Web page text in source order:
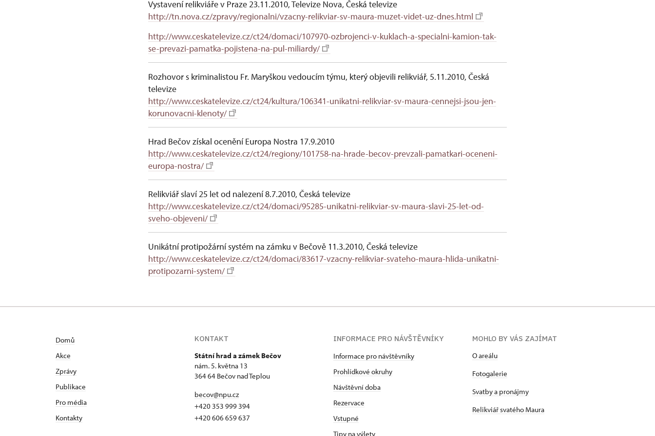
Vystavení relikviáře v Praze 23.11.2010, Televize Nova, Česká televize
http://tn.nova.cz/zpravy/regionalni/vzacny-relikviar-sv-maura-muzet-videt-uz-dnes.html
http://www.ceskatelevize.cz/ct24/domaci/107970-ozbrojenci-v-kuklach-a-specialni-kamion-tak-
se-prevazi-pamatka-pojistena-na-pul-miliardy/
Rozhovor s kriminalistou Fr. Maryškou vedoucím týmu, který objevili relikviář, 5.11.2010, Česká
televize
http://www.ceskatelevize.cz/ct24/kultura/106341-unikatni-relikviar-sv-maura-cennejsi-jsou-jen-
korunovacni-klenoty/
Hrad Bečov získal ocenění Europa Nostra 17.9.2010
http://www.ceskatelevize.cz/ct24/regiony/101758-na-hrade-becov-prevzali-pamatkari-oceneni-
europa-nostra/
Relikviář slaví 25 let od nalezení 8.7.2010, Česká televize
http://www.ceskatelevize.cz/ct24/domaci/95285-unikatni-relikviar-sv-maura-slavi-25-let-od-
sveho-objeveni/
Unikátní protipožární systém na zámku v Bečově 11.3.2010, Česká televize
http://www.ceskatelevize.cz/ct24/domaci/83617-vzacny-relikviar-svateho-maura-hlida-unikatni-
protipozarni-system/
Domů
Akce
Zprávy
Publikace
Pro média
Kontakty
KONTAKT
Státní hrad a zámek Bečov
nám. 5. května 13
364 64 Bečov nad Teplou
becov@npu.cz
+420 353 999 394
+420 606 659 637
INFORMACE PRO NÁVŠTĚVNÍKY
Informace pro návštěvníky
Prohlídkové okruhy
Návštěvní doba
Rezervace
Vstupné
Tipy na výlety
MOHLO BY VÁS ZAJÍMAT
O areálu
Fotogalerie
Svatby a pronájmy
Relikviář svatého Maura